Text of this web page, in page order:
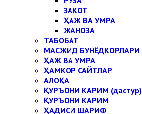
ЗАКОТ
ҲАЖ ВА УМРА
ЖАНОЗА
ТАБОБАТ
МАСЖИД БУНЁДКОРЛАРИ
ҲАЖ ВА УМРА
ҲАМКОР САЙТЛАР
АЛОҚА
ҚУРЪОНИ КАРИМ (дастур)
ҚУРЪОНИ КАРИМ
ҲАДИСИ ШАРИФ